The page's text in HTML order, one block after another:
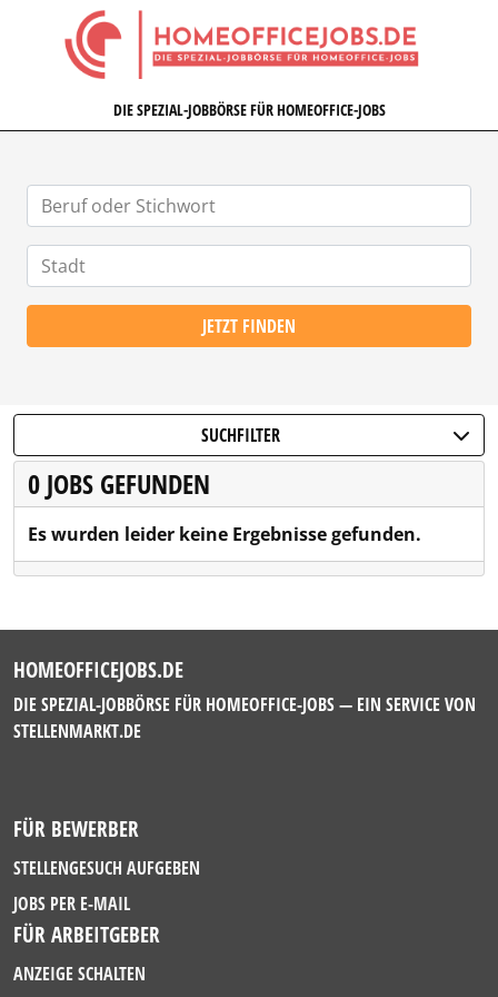
HOMEOFFICEJOBS.DE
DIE SPEZIAL-JOBBÖRSE FÜR HOMEOFFICE-JOBS
JETZT FINDEN
SUCHFILTER
0 JOBS GEFUNDEN
Es wurden leider keine Ergebnisse gefunden.
HOMEOFFICEJOBS.DE
DIE SPEZIAL-JOBBÖRSE FÜR HOMEOFFICE-JOBS — EIN SERVICE VON
STELLENMARKT.DE
FÜR BEWERBER
STELLENGESUCH AUFGEBEN
JOBS PER E-MAIL
FÜR ARBEITGEBER
ANZEIGE SCHALTEN